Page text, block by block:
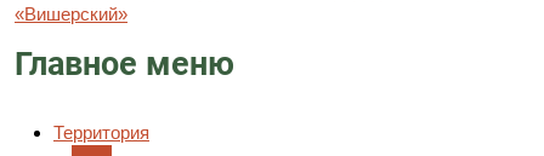
«Вишерский»
Главное меню
Территория